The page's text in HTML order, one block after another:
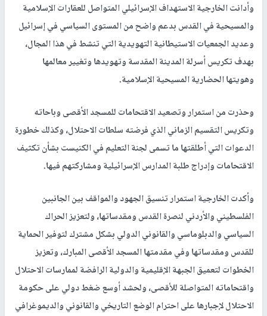
وأدانت الخارجية الاستهداف الإسرائيلي المتواصل للعقارات الإسلامية
والمسيحية في القدس بدعم واضح من المستوى السياسي في إسرائيل
وعديد الجمعيات الاستيطانية التهويدية التي تنشط في هذا المجال،
بهدف تكريس أسرلة المدينة المقدسة وتهويدها وتغيير معالمها
وهويتها الحضارية المسيحية الإسلامية.
وحذرت من استمرار وتصعيد الاقتحامات للمسجد الأقصى وباحاته
وتكريس التقسيم الزماني الذي فرضته سلطات الاحتلال، وكذلك خطورة
الدعوات التي أطلقتها ما تسمى لجنة التعليم في الكنيست بشأن تكثيف
الاقتحامات وإدراج طلبة المدارس الإسرائيلية ومشاركتهم فيها.
وأكدت الخارجية استمرار تنسيق الجهود والمواقف بين الجانبين
الفلسطيني والأردني لنصرة القدس ومقدساتها، ولتعزيز الحراك
السياسي والدبلوماسي والقانوني الدولي بشكل مشترك لتوفير الحماية
للقدس ومقدساتها وفي مقدمتها المسجد الأقصى المبارك، وتعزيز
الخطوات لتعميق الجبهة الإقليمية والدولية الرافضة لممارسات الاحتلال
واقتحاماته المتواصلة للأقصى، ولحشد أوسع ضغط دولي على حكومة
الاحتلال لإجبارها على احترام الوضع التاريخي والقانوني والديموغرافي